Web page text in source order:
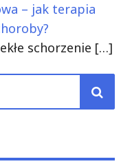
– jak terapia
schorzenie […]